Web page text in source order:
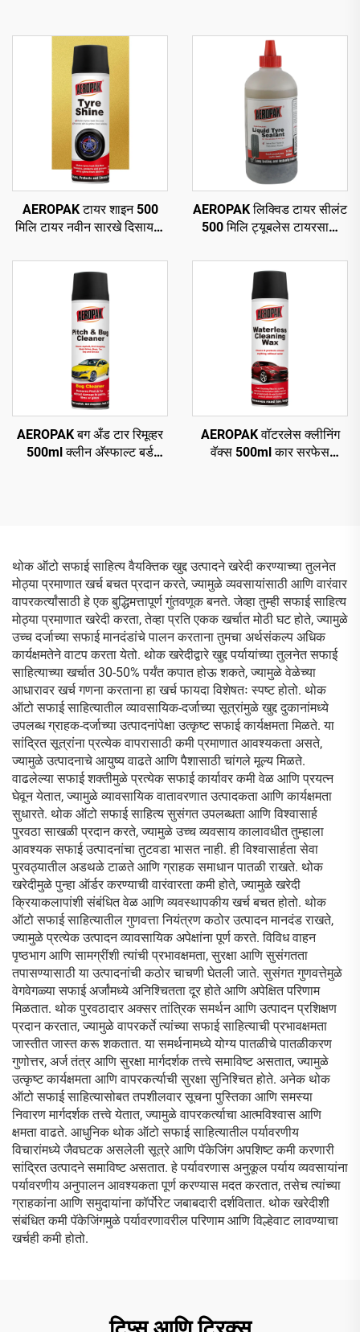
AEROPAK टायर शाइन 500
मिलि टायर नवीन सारखे दिसायला
AEROPAK लिक्विड टायर सीलंट
500 मिलि ट्यूबलेस टायरसाठी
आहे
AEROPAK बग अँड टार रिमूव्हर
500ml क्लीन अ‍ॅस्फाल्ट बर्ड
AEROPAK वॉटरलेस क्लीनिंग
वॅक्स 500ml कार सरफेस
थोक ऑटो सफाई साहित्य वैयक्तिक खुद्द उत्पादने खरेदी करण्याच्या तुलनेत
मोठ्या प्रमाणात खर्च बचत प्रदान करते, ज्यामुळे व्यवसायांसाठी आणि वारंवार
वापरकर्त्यांसाठी हे एक बुद्धिमत्तापूर्ण गुंतवणूक बनते. जेव्हा तुम्ही सफाई साहित्य
मोठ्या प्रमाणात खरेदी करता, तेव्हा प्रति एकक खर्चात मोठी घट होते, ज्यामुळे
उच्च दर्जाच्या सफाई मानदंडांचे पालन करताना तुमचा अर्थसंकल्प अधिक
कार्यक्षमतेने वाटप करता येतो. थोक खरेदीद्वारे खुद्द पर्यायांच्या तुलनेत सफाई
साहित्याच्या खर्चात 30-50% पर्यंत कपात होऊ शकते, ज्यामुळे वेळेच्या
आधारावर खर्च गणना करताना हा खर्च फायदा विशेषतः स्पष्ट होतो. थोक
ऑटो सफाई साहित्यातील व्यावसायिक-दर्जाच्या सूत्रांमुळे खुद्द दुकानांमध्ये
उपलब्ध ग्राहक-दर्जाच्या उत्पादनांपेक्षा उत्कृष्ट सफाई कार्यक्षमता मिळते. या
सांद्रित सूत्रांना प्रत्येक वापरासाठी कमी प्रमाणात आवश्यकता असते,
ज्यामुळे उत्पादनाचे आयुष्य वाढते आणि पैशासाठी चांगले मूल्य मिळते.
वाढलेल्या सफाई शक्तीमुळे प्रत्येक सफाई कार्यावर कमी वेळ आणि प्रयत्न
घेवून येतात, ज्यामुळे व्यावसायिक वातावरणात उत्पादकता आणि कार्यक्षमता
सुधारते. थोक ऑटो सफाई साहित्य सुसंगत उपलब्धता आणि विश्वासार्ह
पुरवठा साखळी प्रदान करते, ज्यामुळे उच्च व्यवसाय कालावधीत तुम्हाला
आवश्यक सफाई उत्पादनांचा तुटवडा भासत नाही. ही विश्वासार्हता सेवा
पुरवठ्यातील अडथळे टाळते आणि ग्राहक समाधान पातळी राखते. थोक
खरेदीमुळे पुन्हा ऑर्डर करण्याची वारंवारता कमी होते, ज्यामुळे खरेदी
क्रियाकलापांशी संबंधित वेळ आणि व्यवस्थापकीय खर्च बचत होतो. थोक
ऑटो सफाई साहित्यातील गुणवत्ता नियंत्रण कठोर उत्पादन मानदंड राखते,
ज्यामुळे प्रत्येक उत्पादन व्यावसायिक अपेक्षांना पूर्ण करते. विविध वाहन
पृष्ठभाग आणि सामग्रींशी त्यांची प्रभावक्षमता, सुरक्षा आणि सुसंगतता
तपासण्यासाठी या उत्पादनांची कठोर चाचणी घेतली जाते. सुसंगत गुणवत्तेमुळे
वेगवेगळ्या सफाई अर्जांमध्ये अनिश्चितता दूर होते आणि अपेक्षित परिणाम
मिळतात. थोक पुरवठादार अक्सर तांत्रिक समर्थन आणि उत्पादन प्रशिक्षण
प्रदान करतात, ज्यामुळे वापरकर्ते त्यांच्या सफाई साहित्याची प्रभावक्षमता
जास्तीत जास्त करू शकतात. या समर्थनामध्ये योग्य पातळीचे पातळीकरण
गुणोत्तर, अर्ज तंत्र आणि सुरक्षा मार्गदर्शक तत्त्वे समाविष्ट असतात, ज्यामुळे
उत्कृष्ट कार्यक्षमता आणि वापरकर्त्याची सुरक्षा सुनिश्चित होते. अनेक थोक
ऑटो सफाई साहित्यासोबत तपशीलवार सूचना पुस्तिका आणि समस्या
निवारण मार्गदर्शक तत्त्वे येतात, ज्यामुळे वापरकर्त्याचा आत्मविश्वास आणि
क्षमता वाढते. आधुनिक थोक ऑटो सफाई साहित्यातील पर्यावरणीय
विचारांमध्ये जैवघटक असलेली सूत्रे आणि पॅकेजिंग अपशिष्ट कमी करणारी
सांद्रित उत्पादने समाविष्ट असतात. हे पर्यावरणास अनुकूल पर्याय व्यवसायांना
पर्यावरणीय अनुपालन आवश्यकता पूर्ण करण्यास मदत करतात, तसेच त्यांच्या
ग्राहकांना आणि समुदायांना कॉर्पोरेट जबाबदारी दर्शवितात. थोक खरेदीशी
संबंधित कमी पॅकेजिंगमुळे पर्यावरणावरील परिणाम आणि विल्हेवाट लावण्याचा
खर्चही कमी होतो.